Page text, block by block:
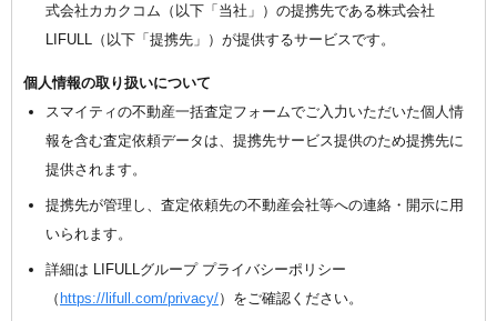
式会社カカクコム（以下「当社」）の提携先である株式会社
LIFULL（以下「提携先」）が提供するサービスです。
個人情報の取り扱いについて
スマイティの不動産一括査定フォームでご入力いただいた個人情
報を含む査定依頼データは、提携先サービス提供のため提携先に
提供されます。
提携先が管理し、査定依頼先の不動産会社等への連絡・開示に用
いられます。
詳細は LIFULLグループ プライバシーポリシー
（ https://lifull.com/privacy/）をご確認ください。